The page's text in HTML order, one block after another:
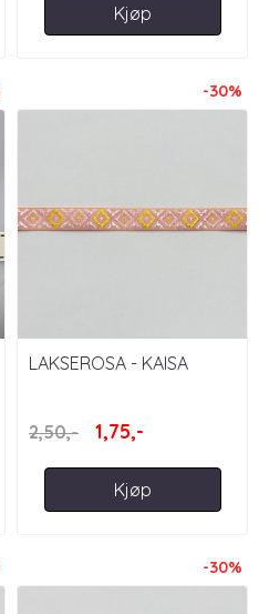
Kjøp
-30%
LAKSEROSA - KAISA
2,50,-
1,75,-
Kjøp
-30%